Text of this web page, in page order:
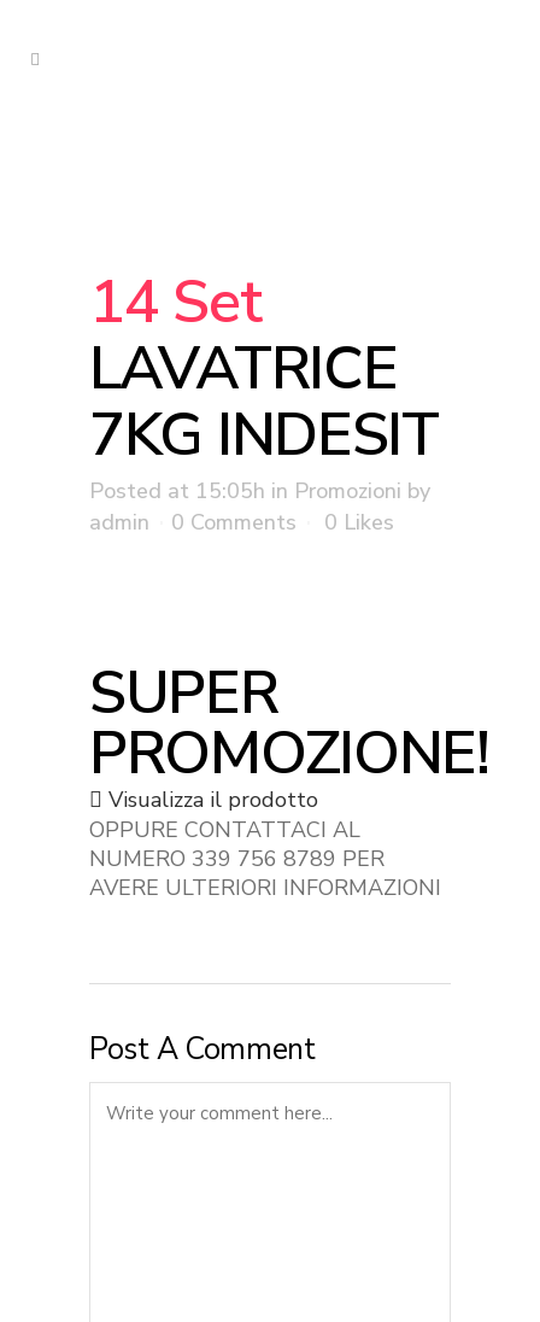
14 Set
LAVATRICE
7KG INDESIT
Posted at 15:05h in Promozioni by
admin
0 Comments 0 Likes
SUPER
PROMOZIONE!
Visualizza il prodotto
OPPURE CONTATTACI AL
NUMERO 339 756 8789 PER
AVERE ULTERIORI INFORMAZIONI
Post A Comment